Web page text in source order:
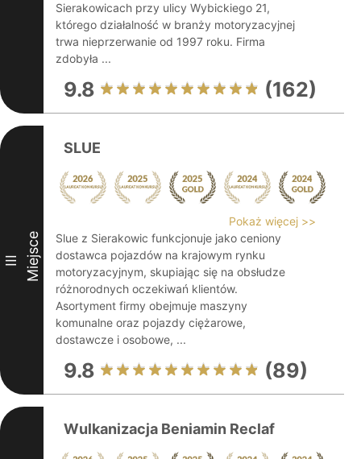
Sierakowicach przy ulicy Wybickiego 21,
którego działalność w branży motoryzacyjnej
trwa nieprzerwanie od 1997 roku. Firma
zdobyła ...
9.8 (162)
III Miejsce
SLUE
Pokaż więcej >>
Slue z Sierakowic funkcjonuje jako ceniony
dostawca pojazdów na krajowym rynku
motoryzacyjnym, skupiając się na obsłudze
różnorodnych oczekiwań klientów.
Asortyment firmy obejmuje maszyny
komunalne oraz pojazdy ciężarowe,
dostawcze i osobowe, ...
9.8 (89)
Wulkanizacja Beniamin Reclaf